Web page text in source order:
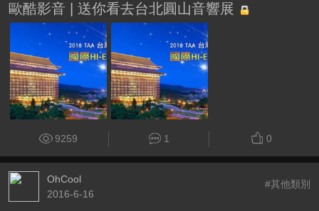
歐酷影音 | 送你看去台北圓山音響展
9259 1 0
OhCool
2016-6-16
#其他類別